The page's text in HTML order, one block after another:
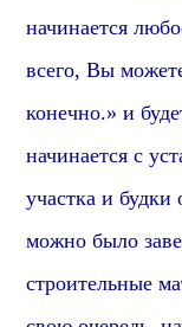
начинается
всего, Вы
конечно.» и
начинается с
участка и
можно было
строительные